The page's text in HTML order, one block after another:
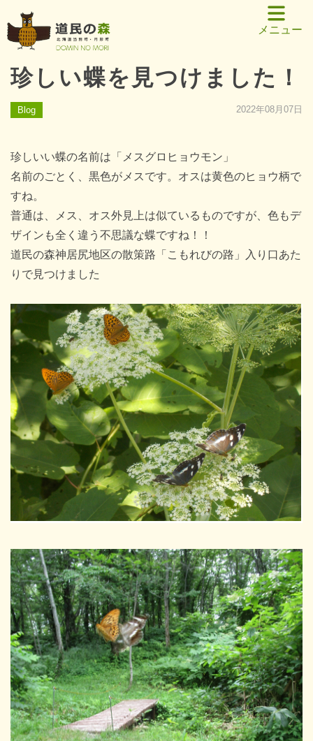
メニュー
珍しい蝶を見つけました！
Blog 2022年08月07日
珍しいい蝶の名前は「メスグロヒョウモン」
名前のごとく、黒色がメスです。オスは黄色のヒョウ柄で
すね。
普通は、メス、オス外見上は似ているものですが、色もデ
ザインも全く違う不思議な蝶ですね！！
道民の森神居尻地区の散策路「こもれびの路」入り口あた
りで見つけました